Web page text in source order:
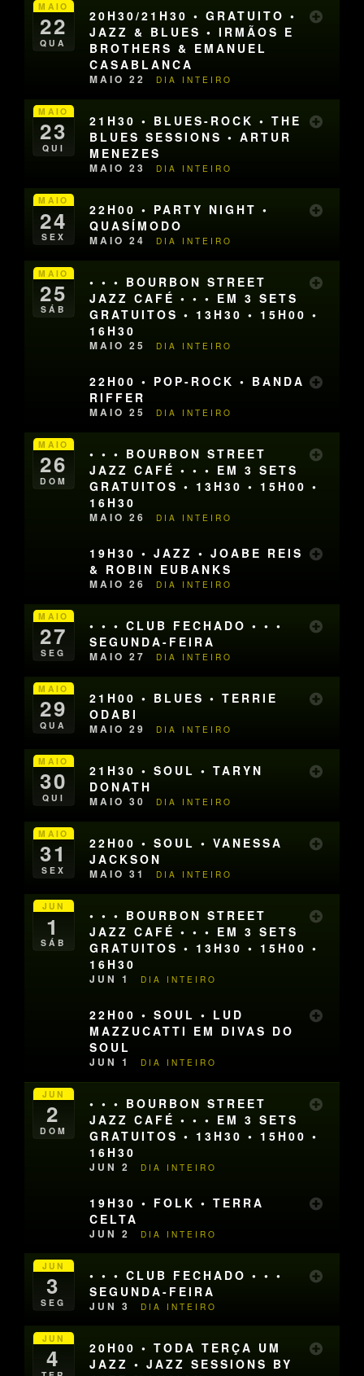
MAIO
22
QUA
20H30/21H30 • GRATUITO •
JAZZ & BLUES • IRMÃOS E
BROTHERS & EMANUEL
CASABLANCA
MAIO 22 DIA INTEIRO
MAIO
23
QUI
21H30 • BLUES-ROCK • THE
BLUES SESSIONS • ARTUR
MENEZES
MAIO 23 DIA INTEIRO
MAIO
24
SEX
22H00 • PARTY NIGHT •
QUASÍMODO
MAIO 24 DIA INTEIRO
MAIO
25
SÁB
• • • BOURBON STREET
JAZZ CAFÉ • • • EM 3 SETS
GRATUITOS • 13H30 • 15H00 •
16H30
MAIO 25 DIA INTEIRO
22H00 • POP-ROCK • BANDA
RIFFER
MAIO 25 DIA INTEIRO
MAIO
26
DOM
• • • BOURBON STREET
JAZZ CAFÉ • • • EM 3 SETS
GRATUITOS • 13H30 • 15H00 •
16H30
MAIO 26 DIA INTEIRO
19H30 • JAZZ • JOABE REIS
& ROBIN EUBANKS
MAIO 26 DIA INTEIRO
MAIO
27
SEG
• • • CLUB FECHADO • • •
SEGUNDA-FEIRA
MAIO 27 DIA INTEIRO
MAIO
29
QUA
21H00 • BLUES • TERRIE
ODABI
MAIO 29 DIA INTEIRO
MAIO
30
QUI
21H30 • SOUL • TARYN
DONATH
MAIO 30 DIA INTEIRO
MAIO
31
SEX
22H00 • SOUL • VANESSA
JACKSON
MAIO 31 DIA INTEIRO
JUN
1
SÁB
• • • BOURBON STREET
JAZZ CAFÉ • • • EM 3 SETS
GRATUITOS • 13H30 • 15H00 •
16H30
JUN 1 DIA INTEIRO
22H00 • SOUL • LUD
MAZZUCATTI EM DIVAS DO
SOUL
JUN 1 DIA INTEIRO
JUN
2
DOM
• • • BOURBON STREET
JAZZ CAFÉ • • • EM 3 SETS
GRATUITOS • 13H30 • 15H00 •
16H30
JUN 2 DIA INTEIRO
19H30 • FOLK • TERRA
CELTA
JUN 2 DIA INTEIRO
JUN
3
SEG
• • • CLUB FECHADO • • •
SEGUNDA-FEIRA
JUN 3 DIA INTEIRO
JUN
4
20H00 • TODA TERÇA UM
JAZZ • JAZZ SESSIONS BY